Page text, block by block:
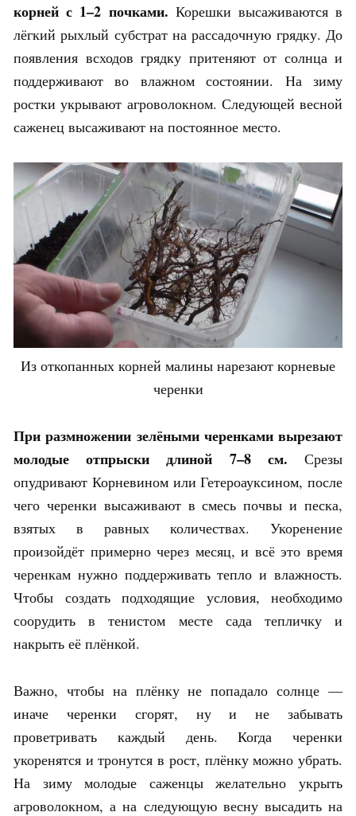
корней с 1–2 почками. Корешки высаживаются в
лёгкий рыхлый субстрат на рассадочную грядку. До
появления всходов грядку притеняют от солнца и
поддерживают во влажном состоянии. На зиму
ростки укрывают агроволокном. Следующей весной
саженец высаживают на постоянное место.
Из откопанных корней малины нарезают корневые
черенки
При размножении зелёными черенками вырезают
молодые отпрыски длиной 7–8 см. Срезы
опудривают Корневином или Гетероауксином, после
чего черенки высаживают в смесь почвы и песка,
взятых в равных количествах. Укоренение
произойдёт примерно через месяц, и всё это время
черенкам нужно поддерживать тепло и влажность.
Чтобы создать подходящие условия, необходимо
соорудить в тенистом месте сада тепличку и
накрыть её плёнкой.
Важно, чтобы на плёнку не попадало солнце —
иначе черенки сгорят, ну и не забывать
проветривать каждый день. Когда черенки
укоренятся и тронутся в рост, плёнку можно убрать.
На зиму молодые саженцы желательно укрыть
агроволокном, а на следующую весну высадить на